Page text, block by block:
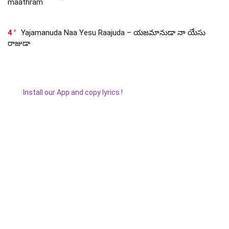
maathram
4
Yajamanuda Naa Yesu Raajuda – యజమానుడా నా యేసు
రాజుడా
Install our App and copy lyrics !